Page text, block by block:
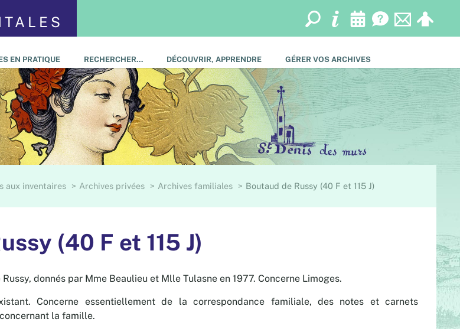
EN PRATIQUE RECHERCHER… DÉCOUVRIR, APPRENDRE GÉRER VOS ARCHIVES
aux inventaires Archives privées Archives familiales Boutaud de Russy (40 F et 115 J)
(40 F et 115 J)
donnés par Mme Beaulieu et Mlle Tulasne en 1977. Concerne Limoges.
Concerne essentiellement de la correspondance familiale, des notes et carnets
la famille.